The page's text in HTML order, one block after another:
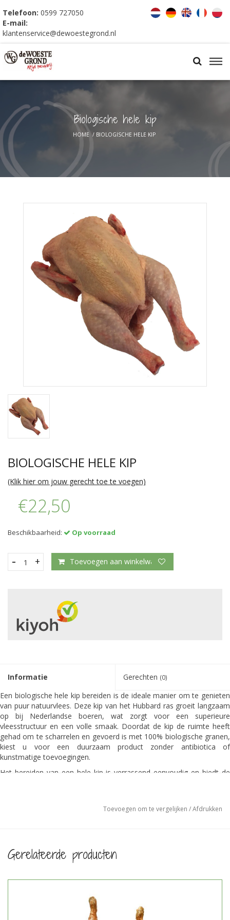
Telefoon: 0599 727050
E-mail:
klantenservice@dewoestegrond.nl
Biologische hele kip
HOME / BIOLOGISCHE HELE KIP
BIOLOGISCHE HELE KIP
(Klik hier om jouw gerecht toe te voegen)
€22,50
Beschikbaarheid: Op voorraad
+
- Toevoegen aan winkelwagen
Informatie Gerechten (0)
Een biologische hele kip bereiden is de ideale manier om te genieten
van puur natuurvlees. Deze kip van het Hubbard ras groeit langzaam
op bij Nederlandse boeren, wat zorgt voor een superieure
vleesstructuur en een volle smaak. Doordat de kip de ruimte heeft
gehad om te scharrelen en gevoerd is met 100% biologische granen,
kiest u voor een duurzaam product zonder antibiotica of
kunstmatige toevoegingen.
Het bereiden van een hele kip is verrassend eenvoudig en biedt de
Polderhoen voldoet aan de strengste eisen van het Beter Leven
in eigen beheer, waardoor de herkomst van uw biologisch vlees altijd
traceerbaar is. Met een gewicht van circa 1,7 kilo is deze kip zeer
dierenwelzijn centraal staan.
Langzaam groeiend, Hubbard ras
Nederland
Toevoegen om te vergelijken /Afdrukken
Gerelateerde producten